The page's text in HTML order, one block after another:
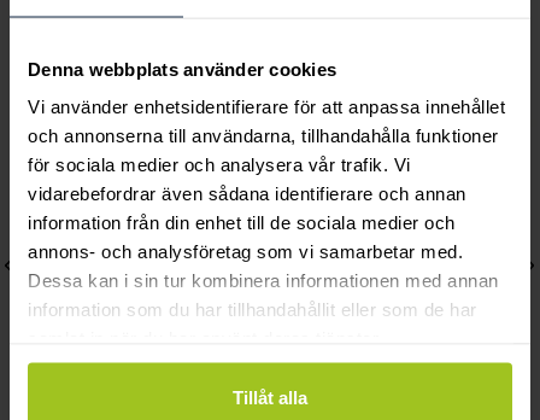
Denna webbplats använder cookies
Vi använder enhetsidentifierare för att anpassa innehållet
och annonserna till användarna, tillhandahålla funktioner
för sociala medier och analysera vår trafik. Vi
vidarebefordrar även sådana identifierare och annan
information från din enhet till de sociala medier och
annons- och analysföretag som vi samarbetar med.
Dessa kan i sin tur kombinera informationen med annan
information som du har tillhandahållit eller som de har
Tillåt alla
Andra köpte också